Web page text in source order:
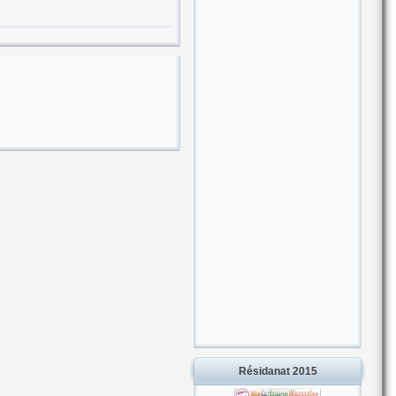
Résidanat 2015